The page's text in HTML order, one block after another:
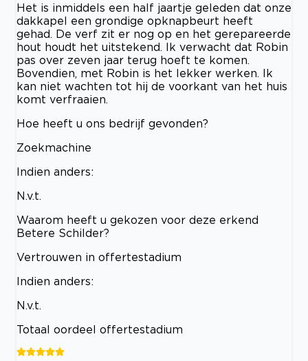
Het is inmiddels een half jaartje geleden dat onze
dakkapel een grondige opknapbeurt heeft
gehad. De verf zit er nog op en het gerepareerde
hout houdt het uitstekend. Ik verwacht dat Robin
pas over zeven jaar terug hoeft te komen.
Bovendien, met Robin is het lekker werken. Ik
kan niet wachten tot hij de voorkant van het huis
komt verfraaien.
Hoe heeft u ons bedrijf gevonden?
Zoekmachine
Indien anders:
N.v.t.
Waarom heeft u gekozen voor deze erkend
Betere Schilder?
Vertrouwen in offertestadium
Indien anders:
N.v.t.
Totaal oordeel offertestadium